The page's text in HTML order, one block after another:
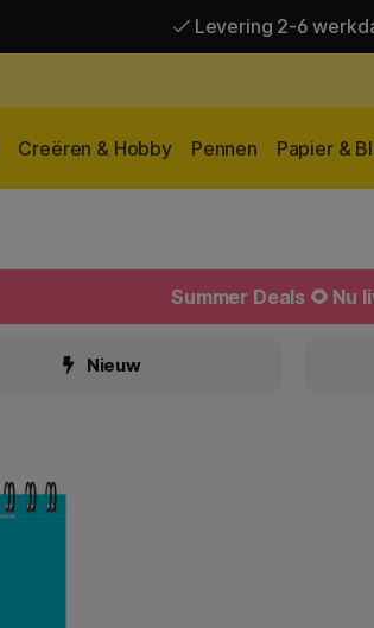
Levering 2-6
Creëren & Hobby Pennen Papier &
Summer Deals 🌻 Nu
Nieuw